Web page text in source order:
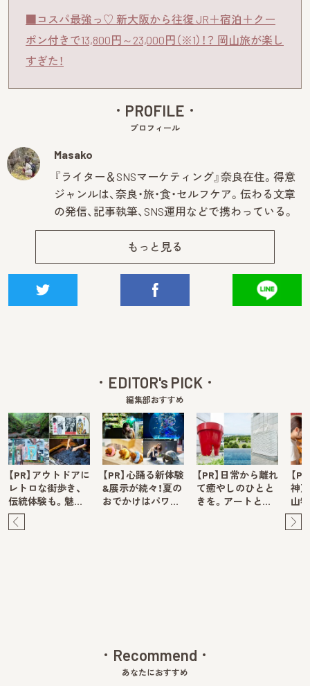
■コスパ最強っ♡ 新大阪から往復 JR＋宿泊＋クー
ポン付きで13,800円～23,000円（※1）！？ 岡山旅が楽し
すぎた！
PROFILE
プロフィール
Masako
『ライター＆SNSマーケティング』奈良在住。得意
ジャンルは、奈良・旅・食・セルフケア。伝わる文章
の発信、記事執筆、SNS運用などで携わっている。
もっと見る
EDITOR's PICK
編集部おすすめ
【PR】アウトドアに
レトロな街歩き、
伝統体験も。魅…
【PR】心踊る新体験
&展示が続々！夏の
おでかけはパワ…
【PR】日常から離れ
て癒やしのひとと
きを。アートと…
【
神
山
Recommend
あなたにおすすめ